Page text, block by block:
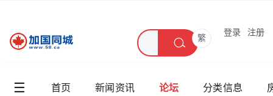
繁
登录 注册
☰ 首页 新闻资讯 论坛 分类信息